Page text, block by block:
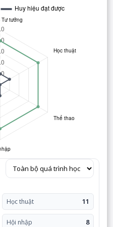
Học thuật 11
Hội nhập 8